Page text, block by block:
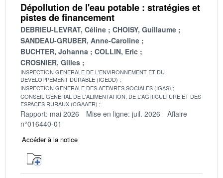
Dépollution de l'eau potable : stratégies et
pistes de financement
DEBRIEU-LEVRAT, Céline
CHOISY, Guillaume
SANDEAU-GRUBER, Anne-Caroline
BUCHTER, Johanna
COLLIN, Eric
CROSNIER, Gilles
INSPECTION GENERALE DE L'ENVIRONNEMENT ET DU
DEVELOPPEMENT DURABLE (IGEDD)
INSPECTION GENERALE DES AFFAIRES SOCIALES (IGAS)
CONSEIL GENERAL DE L'ALIMENTATION, DE L'AGRICULTURE ET DES
ESPACES RURAUX (CGAAER)
Rapport: mai 2026 Mise en ligne: juil. 2026
Affaire
n°016440-01
Accéder à la notice